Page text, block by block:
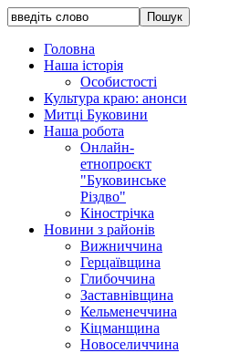
Головна
Наша історія
Особистості
Культура краю: анонси
Митці Буковини
Наша робота
Онлайн-
етнопроєкт
"Буковинське
Різдво"
Кінострічка
Новини з районів
Вижниччина
Герцаївщина
Глибоччина
Заставнівщина
Кельменеччина
Кіцманщина
Новоселиччина